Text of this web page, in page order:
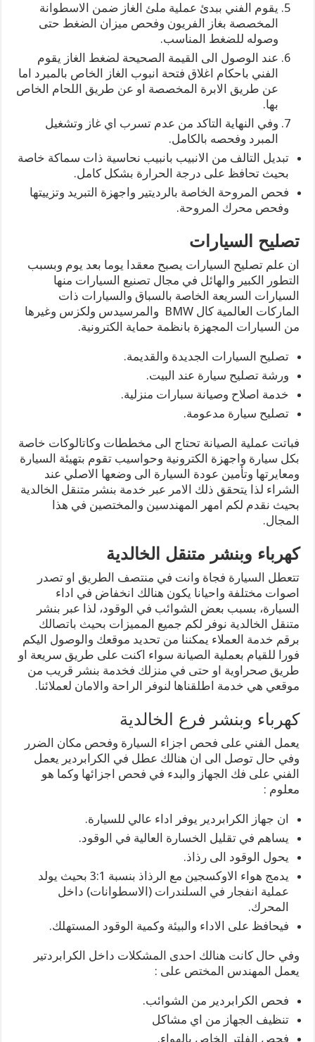
يقوم الفني ببدئ عملية ملئ الغاز ضمن الاسطوانة
المخصصة بغاز الفريون وفحص ميزان الضغط حتى
وصوله للضغط المناسب.
عند الوصول الى القيمة الصحيحة لضغط الغاز يقوم
الفني باحكام اغلاق فتحة انبوب الغاز الخاص بالمبرد اما
عن طريق الابرة المخصصة او عن طريق اللحام الخاص
بها.
وفي النهاية التاكد من عدم تسرب اي غاز وتشغيل
المبرد وفحصه بالكامل.
تبديل التالف من الانبيب بانبيب نحاسية ذات سماكة خاصة
بحيث تحافظ على درجة الحرارة بشكل كامل.
فحص المروحة الخاصة بالرديتير واجهزة التبريد وتزييتها
وفحص محرك المروحة.
تصليح السيارات
ان علم تصليح السيارات يصبح معقدا يوما بعد يوم وبسبب
التطور الكبير والهائل في مجال تصنيع السيارات منها
السيارات السريعة الخاصة بالسباق والسيارات ذات
الماركات العالمية كال BMW والمرسيدس ولكزس وغيرها
من السيارات المجهزة بانظمة حماية الكترونية.
تصليح السيارات الجديدة والقديمة.
ورشة تصليح سيارة عند البيت.
خدمة اصلاح وصيانة سبارات منزلية.
تصليح سيارة مدعومة.
فباتت عملية الصيانة تحتاج الى مخططات وكاتالوكات خاصة
بكل سيارة واجهزة الكترونية وحواسيب تقوم بتهيئة السيارة
ومعايرتها وتأمين عودة السيارة الى وضعها الاصلي عند
الشراء لذا يتحقق ذلك الامر عبر خدمة بنشر متنقل الخالدية
بحيث نقدم لكم امهر المهندسين والمختصين في هذا
المجال.
كهرباء وبنشر متنقل الخالدية
تتعطل السيارة فجاة وانت في منتصف الطريق او تصدر
اصوات مختلفة واحيانا يكون هنالك انخفاض في اداء
السيارة، بسبب بعض الشوائب في الوقود، لذا عبر بنشر
متنقل الخالدية نوفر لكم جميع المميزات بحيث باتصالك
برقم خدمة العملاء يمكننا من تحديد موقعك والوصول اليكم
فورا للقيام بعملية الصيانة سواء اكنت على طريق سريعة او
طريق صحراوية او حتى في منزلك فخدمة بنشر قريب من
موقعي هي خدمة اطلقناها لنوفر الراحة والامان لعملائنا.
كهرباء وبنشر فرع الخالدية
يعمل الفني على فحص اجزاء السيارة وفحص مكان الضرر
وفي حال توصل الى ان هنالك عطل في الكرابردير يعمل
الفني على فك الجهاز والبدء في فحص اجزائها وكما هو
معلوم :
ان جهاز الكرابردير يوفر اداء عالي للسيارة.
يساهم في تقليل الخسارة العالية في الوقود.
يحول الوقود الى رذاذ.
يدمج هواء الاوكسجين مع الرذاذ بنسبة 3:1 بحيث يولد
عملية انفجار في السلندرات (الاسطوانات) داخل
المحرك.
فيحافظ على الاداء والبيئة وكمية الوقود المستهلك.
وفي حال كانت هنالك احدى المشكلات داخل الكرابردتير
يعمل المهندس المختص على :
فحص الكرابردير من الشوائب.
تنظيف الجهاز من اي مشاكل
فحص الفلتر الخاص بالهواء.